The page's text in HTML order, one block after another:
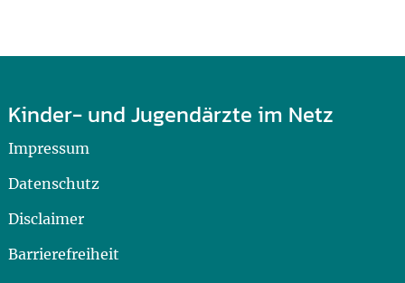
Kinder- und Jugendärzte im Netz
Impressum
Datenschutz
Disclaimer
Barrierefreiheit